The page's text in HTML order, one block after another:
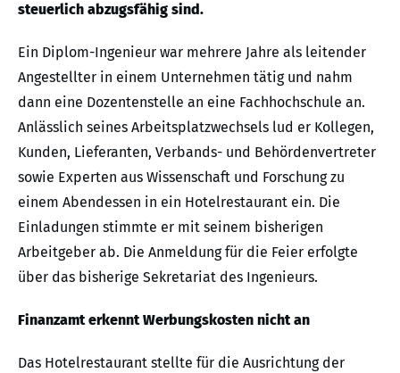
steuerlich abzugsfähig sind.
Ein Diplom-Ingenieur war mehrere Jahre als leitender
Angestellter in einem Unternehmen tätig und nahm
dann eine Dozentenstelle an eine Fachhochschule an.
Anlässlich seines Arbeitsplatzwechsels lud er Kollegen,
Kunden, Lieferanten, Verbands- und Behördenvertreter
sowie Experten aus Wissenschaft und Forschung zu
einem Abendessen in ein Hotelrestaurant ein. Die
Einladungen stimmte er mit seinem bisherigen
Arbeitgeber ab. Die Anmeldung für die Feier erfolgte
über das bisherige Sekretariat des Ingenieurs.
Finanzamt erkennt Werbungskosten nicht an
Das Hotelrestaurant stellte für die Ausrichtung der